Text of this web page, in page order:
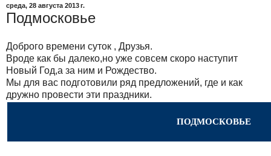
среда, 28 августа 2013 г.
Подмосковье
Доброго времени суток , Друзья.
Вроде как бы далеко,но уже совсем скоро наступит
Новый Год,а за ним и Рождество.
Мы для вас подготовили ряд предложений, где и как
дружно провести эти праздники.
ПОДМОСКОВЬЕ